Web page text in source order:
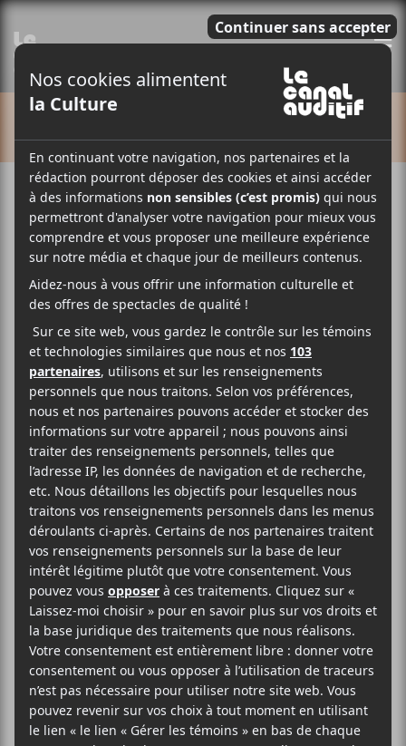
Cet évènement est passé.
Tako Tsubo Tour 2022 de
L’Impératrice
2022-04-09 @ 20:00-23:00120,25$
L’Impératrice sera de passage à Montréal dans le
cadre de sa tournée Tako Tsbuo Tour 2022 le samedi
9 avril 2022 au MTelus. Kate Bollinger sera aussi de
la partie.
Portes : 19h
Spectacle : 20h
AJOUTER AU CALENDRIER
DÉTAILS ORGANISATEUR